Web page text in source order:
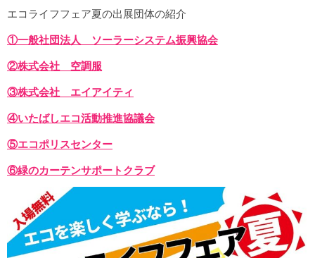
エコライフフェア夏の出展団体の紹介
①一般社団法人 ソーラーシステム振興協会
②株式会社 空調服
③株式会社 エイアイティ
④いたばしエコ活動推進協議会
⑤エコポリスセンター
⑥緑のカーテンサポートクラブ